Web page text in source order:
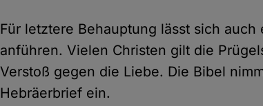
Für letztere Behauptung lässt sich
anführen. Vielen Christen gilt die
Verstoß gegen die Liebe. Die Bibel
Hebräerbrief ein.